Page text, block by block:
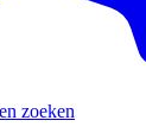
zoeken